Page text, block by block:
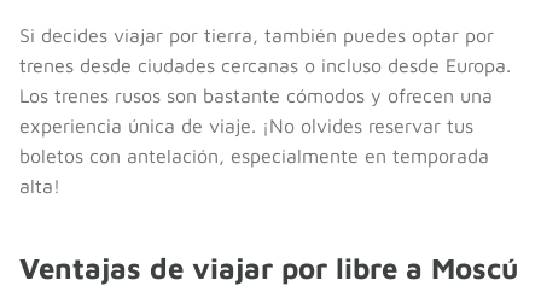
Si decides viajar por tierra, también puedes optar por
trenes desde ciudades cercanas o incluso desde Europa.
Los trenes rusos son bastante cómodos y ofrecen una
experiencia única de viaje. ¡No olvides reservar tus
boletos con antelación, especialmente en temporada
alta!
Ventajas de viajar por libre a Moscú